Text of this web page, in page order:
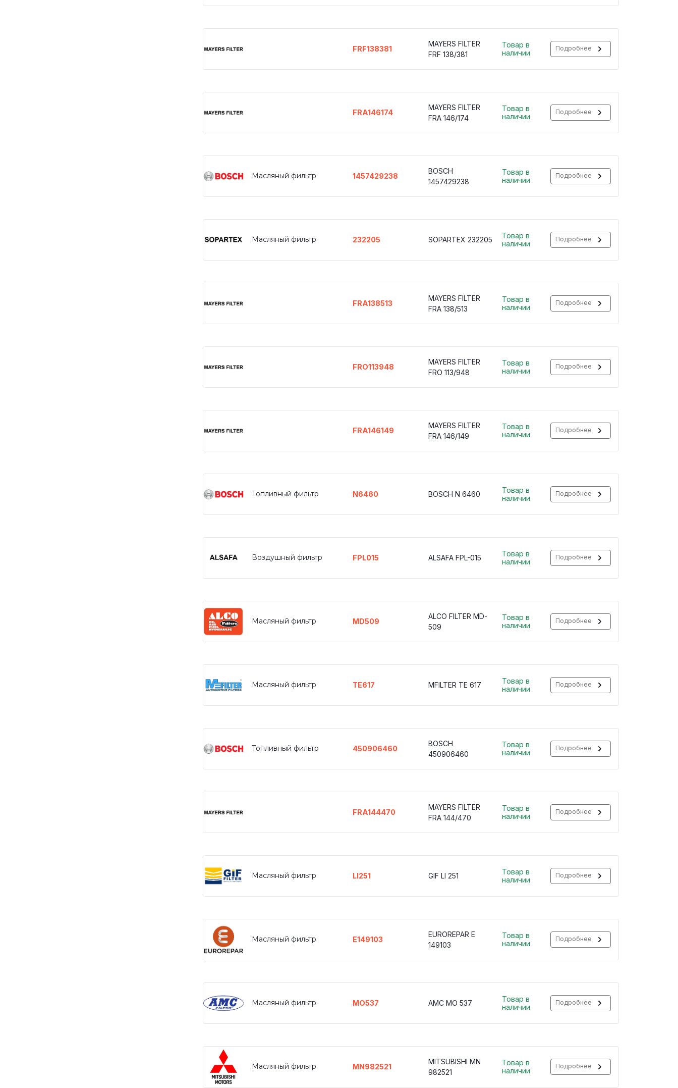
FRF138381
MAYERS FILTER
FRF 138/381
Товар в
наличии
Подробнее
FRA146174
MAYERS FILTER
FRA 146/174
Товар в
наличии
Подробнее
Масляный фильтр 1457429238
BOSCH
1457429238
Товар в
наличии
Подробнее
Масляный фильтр 232205 SOPARTEX 232205
Товар в
наличии
Подробнее
FRA138513
MAYERS FILTER
FRA 138/513
Товар в
наличии
Подробнее
FRO113948
MAYERS FILTER
FRO 113/948
Товар в
наличии
Подробнее
FRA146149
MAYERS FILTER
FRA 146/149
Товар в
наличии
Подробнее
Топливный фильтр N6460 BOSCH N 6460
Товар в
наличии
Подробнее
Воздушный фильтр FPL015 ALSAFA FPL-015
Товар в
наличии
Подробнее
Масляный фильтр MD509
ALCO FILTER MD-
509
Товар в
наличии
Подробнее
Масляный фильтр TE617 MFILTER TE 617
Товар в
наличии
Подробнее
Топливный фильтр 450906460
BOSCH
450906460
Товар в
наличии
Подробнее
FRA144470
MAYERS FILTER
FRA 144/470
Товар в
наличии
Подробнее
Масляный фильтр LI251 GIF LI 251
Товар в
наличии
Подробнее
Масляный фильтр E149103
EUROREPAR E
149103
Товар в
наличии
Подробнее
Масляный фильтр MO537 AMC MO 537
Товар в
наличии
Подробнее
Масляный фильтр MN982521
MITSUBISHI MN
982521
Товар в
наличии
Подробнее